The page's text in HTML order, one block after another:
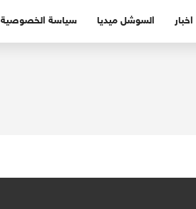
اخبار السوشل ميديا سياسة الخصوصية